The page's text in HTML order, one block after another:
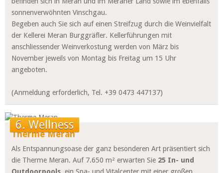
sonnenverwöhnten Vinschgau.
Begeben auch Sie sich auf einen Streifzug durch die Weinvielfalt
der Kellerei Meran Burggräfler. Kellerführungen mit
anschliessender Weinverkostung werden von März bis
November jeweils von Montag bis Freitag um 15 Uhr
angeboten.
(Anmeldung erforderlich, Tel. +39 0473 447137)
6. Wellness
Therme Meran
Als Entspannungsoase der ganz besonderen Art präsentiert sich
die Therme Meran. Auf 7.650 m² erwarten Sie 25 In- und